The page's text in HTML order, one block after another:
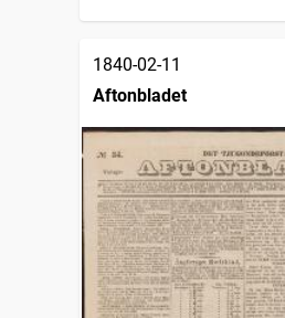
1840-02-11
Aftonbladet